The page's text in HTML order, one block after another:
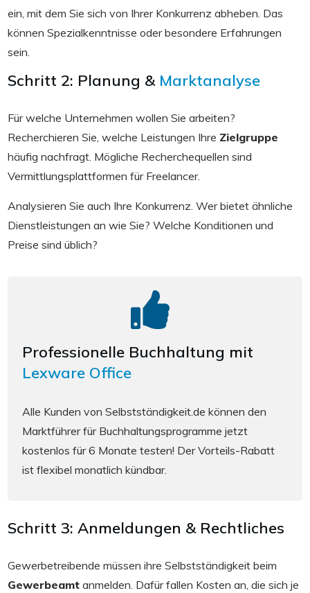
ein, mit dem Sie sich von Ihrer Konkurrenz abheben. Das
können Spezialkenntnisse oder besondere Erfahrungen
sein.
Schritt 2: Planung & Marktanalyse
Für welche Unternehmen wollen Sie arbeiten?
Recherchieren Sie, welche Leistungen Ihre Zielgruppe
häufig nachfragt. Mögliche Recherchequellen sind
Vermittlungsplattformen für Freelancer.
Analysieren Sie auch Ihre Konkurrenz. Wer bietet ähnliche
Dienstleistungen an wie Sie? Welche Konditionen und
Preise sind üblich?
Professionelle Buchhaltung mit
Lexware Office
Alle Kunden von Selbstständigkeit.de können den
Marktführer für Buchhaltungsprogramme jetzt
kostenlos für 6 Monate testen! Der Vorteils-Rabatt
ist flexibel monatlich kündbar.
Schritt 3: Anmeldungen & Rechtliches
Gewerbetreibende müssen ihre Selbstständigkeit beim
Gewerbeamt anmelden. Dafür fallen Kosten an, die sich je